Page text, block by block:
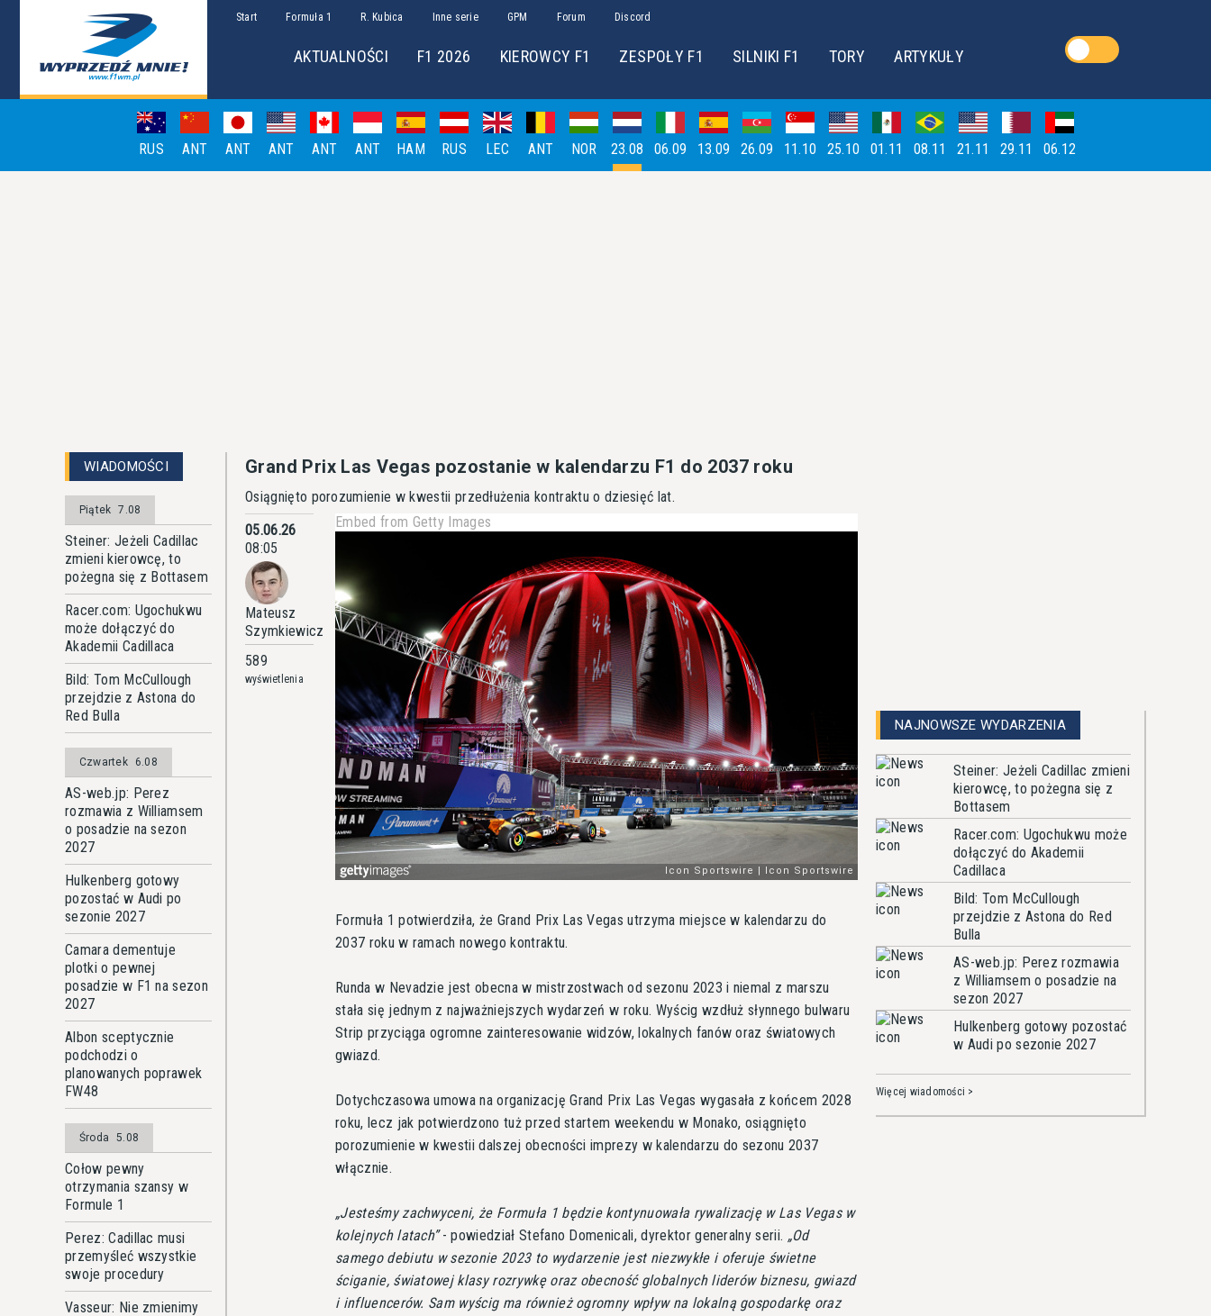
Start Formuła 1 R. Kubica Inne serie GPM Forum Discord
AKTUALNOŚCI F1 2026 KIEROWCY F1 ZESPOŁY F1 SILNIKI F1 TORY ARTYKUŁY
RUS ANT ANT ANT ANT ANT HAM RUS LEC ANT NOR 23.08 06.09 13.09 26.09 11.10 25.10 01.11 08.11 21.11 29.11 06.12
WIADOMOŚCI
Piątek 7.08
Steiner: Jeżeli Cadillac
zmieni kierowcę, to
pożegna się z Bottasem
Racer.com: Ugochukwu
może dołączyć do
Akademii Cadillaca
Bild: Tom McCullough
przejdzie z Astona do
Red Bulla
Czwartek 6.08
AS-web.jp: Perez
rozmawia z Williamsem
o posadzie na sezon
2027
Hulkenberg gotowy
pozostać w Audi po
sezonie 2027
Camara dementuje
plotki o pewnej
posadzie w F1 na sezon
2027
Albon sceptycznie
podchodzi o
planowanych poprawek
FW48
Środa 5.08
Cołow pewny
otrzymania szansy w
Formule 1
Perez: Cadillac musi
przemyśleć wszystkie
swoje procedury
Vasseur: Nie zmienimy
Grand Prix Las Vegas pozostanie w kalendarzu F1 do 2037 roku
Osiągnięto porozumienie w kwestii przedłużenia kontraktu o dziesięć lat.
05.06.26
08:05
Mateusz
Szymkiewicz
589
wyświetlenia
Embed from Getty Images
Formuła 1 potwierdziła, że Grand Prix Las Vegas utrzyma miejsce w kalendarzu do
2037 roku w ramach nowego kontraktu.
Runda w Nevadzie jest obecna w mistrzostwach od sezonu 2023 i niemal z marszu
stała się jednym z najważniejszych wydarzeń w roku. Wyścig wzdłuż słynnego bulwaru
Strip przyciąga ogromne zainteresowanie widzów, lokalnych fanów oraz światowych
gwiazd.
Dotychczasowa umowa na organizację Grand Prix Las Vegas wygasała z końcem 2028
roku, lecz jak potwierdzono tuż przed startem weekendu w Monako, osiągnięto
porozumienie w kwestii dalszej obecności imprezy w kalendarzu do sezonu 2037
włącznie.
Jesteśmy zachwyceni, że Formuła 1 będzie kontynuowała rywalizację w Las Vegas w
kolejnych latach - powiedział Stefano Domenicali, dyrektor generalny serii. Od
samego debiutu w sezonie 2023 to wydarzenie jest niezwykłe i oferuje świetne
ściganie, światowej klasy rozrywkę oraz obecność globalnych liderów biznesu, gwiazd
i influencerów. Sam wyścig ma również ogromny wpływ na lokalną gospodarkę oraz
NAJNOWSZE WYDARZENIA
Steiner: Jeżeli Cadillac zmieni
kierowcę, to pożegna się z
Bottasem
Racer.com: Ugochukwu może
dołączyć do Akademii
Cadillaca
Bild: Tom McCullough
przejdzie z Astona do Red
Bulla
AS-web.jp: Perez rozmawia
z Williamsem o posadzie na
sezon 2027
Hulkenberg gotowy pozostać
w Audi po sezonie 2027
Więcej wiadomości >